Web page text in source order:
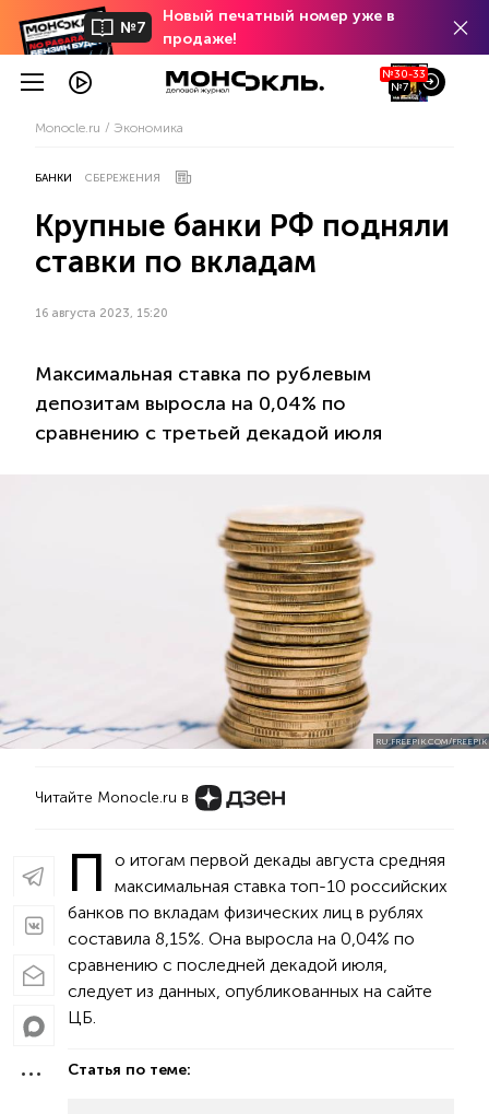
№7
Новый печатный номер уже в
продаже!
№30-33
№7
Monocle.ru Экономика
БАНКИ СБЕРЕЖЕНИЯ
Крупные банки РФ подняли
ставки по вкладам
16 августа 2023, 15:20
Максимальная ставка по рублевым
депозитам выросла на 0,04% по
сравнению с третьей декадой июля
RU.FREEPIK.COM/FREEPIK
Читайте Monocle.ru в
П
о итогам первой декады августа средняя
максимальная ставка топ-10 российских
банков по вкладам физических лиц в рублях
составила 8,15%. Она выросла на 0,04% по
сравнению с последней декадой июля,
следует из данных, опубликованных на сайте
ЦБ.
Статья по теме: